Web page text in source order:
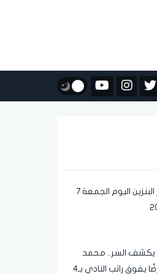
رسميًا.. أسعار البنزين اليوم الجمعة 7
يكشف السر.. محمد
صلاح رفض عرضًا يفوق راتب النادي بـ4